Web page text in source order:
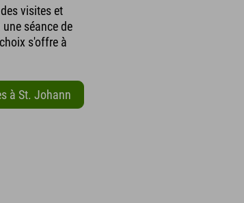
visites et
séance de
s'offre à
à St. Johann